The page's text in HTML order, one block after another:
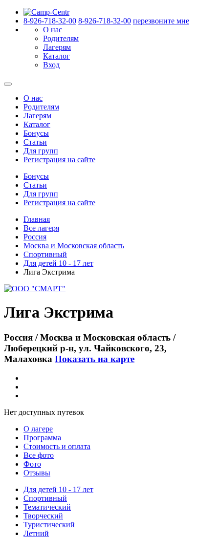
8-926-718-32-00 8-926-718-32-00 перезвоните мне
О нас
Родителям
Лагерям
Каталог
Вход
О нас
Родителям
Лагерям
Каталог
Бонусы
Статьи
Для групп
Регистрация на сайте
Бонусы
Статьи
Для групп
Регистрация на сайте
Главная
Все лагеря
Россия
Москва и Московская область
Спортивный
Для детей 10 - 17 лет
Лига Экстрима
Лига Экстрима
Россия / Москва и Московская область /
Люберецкий р-н, ул. Чайковского, 23,
Малаховка Показать на карте
Нет доступных путевок
О лагере
Программа
Стоимость и оплата
Все фото
Фото
Отзывы
Для детей 10 - 17 лет
Спортивный
Тематический
Творческий
Туристический
Летний